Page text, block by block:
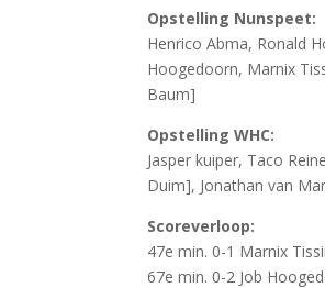
Opstelling Nunspeet:
Henrico Abma, Ronald
Hoogedoorn, Marnix
Baum]
Opstelling WHC:
Jasper kuiper, Taco
Duim], Jonathan van
Scoreverloop:
47e min. 0-1 Marnix
67e min. 0-2 Job